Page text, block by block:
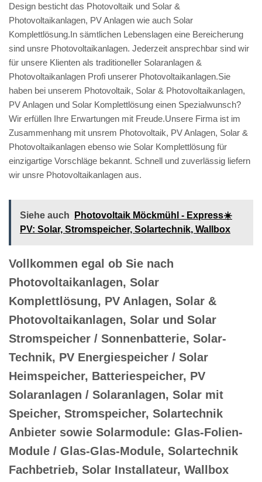
Design besticht das Photovoltaik und Solar &
Photovoltaikanlagen, PV Anlagen wie auch Solar
Komplettlösung.In sämtlichen Lebenslagen eine Bereicherung
sind unsre Photovoltaikanlagen. Jederzeit ansprechbar sind wir
für unsere Klienten als traditioneller Solaranlagen &
Photovoltaikanlagen Profi unserer Photovoltaikanlagen.Sie
haben bei unserem Photovoltaik, Solar & Photovoltaikanlagen,
PV Anlagen und Solar Komplettlösung einen Spezialwunsch?
Wir erfüllen Ihre Erwartungen mit Freude.Unsere Firma ist im
Zusammenhang mit unsrem Photovoltaik, PV Anlagen, Solar &
Photovoltaikanlagen ebenso wie Solar Komplettlösung für
einzigartige Vorschläge bekannt. Schnell und zuverlässig liefern
wir unsre Photovoltaikanlagen aus.
Siehe auch
Photovoltaik Möckmühl - Express☀️
PV️: Solar, Stromspeicher, Solartechnik, Wallbox
Vollkommen egal ob Sie nach
Photovoltaikanlagen, Solar
Komplettlösung, PV Anlagen, Solar &
Photovoltaikanlagen, Solar und Solar
Stromspeicher / Sonnenbatterie, Solar-
Technik, PV Energiespeicher / Solar
Heimspeicher, Batteriespeicher, PV
Solaranlagen / Solaranlagen, Solar mit
Speicher, Stromspeicher, Solartechnik
Anbieter sowie Solarmodule: Glas-Folien-
Module / Glas-Glas-Module, Solartechnik
Fachbetrieb, Solar Installateur, Wallbox